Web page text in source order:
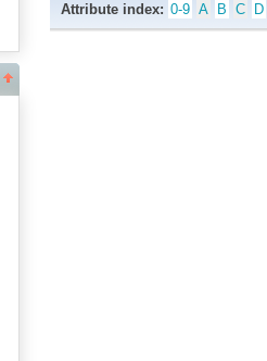
Attribute index: 0-9 A B C D